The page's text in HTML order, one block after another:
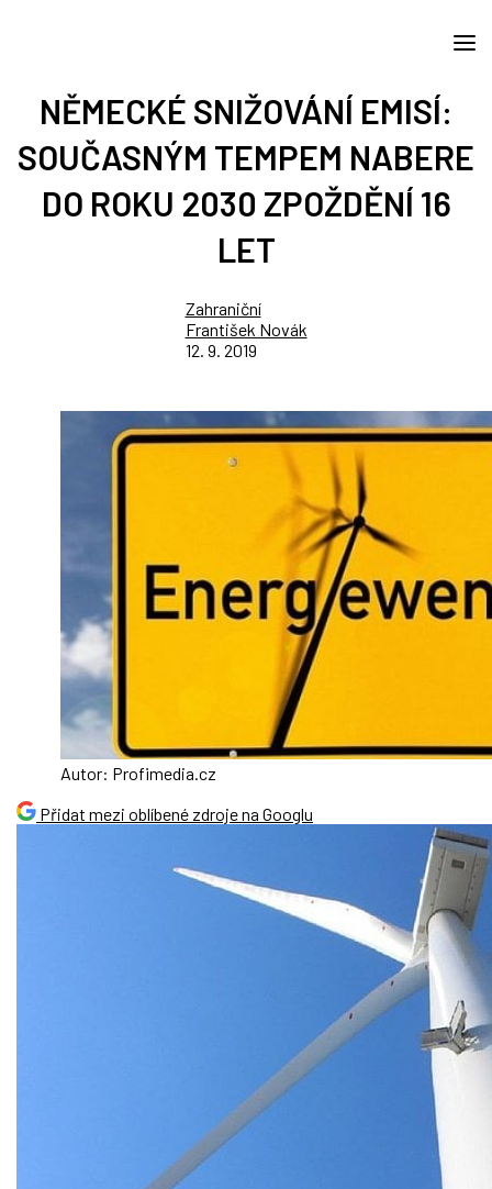
NĚMECKÉ SNIŽOVÁNÍ EMISÍ:
SOUČASNÝM TEMPEM NABERE
DO ROKU 2030 ZPOŽDĚNÍ 16
LET
Zahraniční
František Novák
12. 9. 2019
Autor: Profimedia.cz
Přidat mezi oblíbené zdroje na Googlu